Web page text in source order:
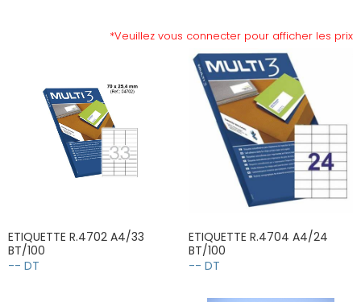
*Veuillez vous connecter pour afficher les prix
ETIQUETTE R.4702 A4/33
BT/100
-- DT
ETIQUETTE R.4704 A4/24
BT/100
-- DT